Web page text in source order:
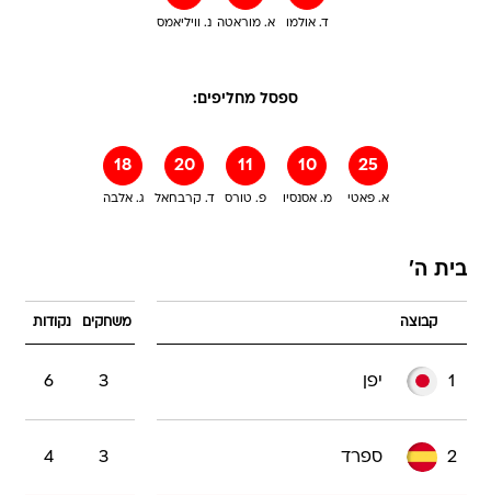
נ. וויליאמס א. מוראטה ד. אולמו
ספסל מחליפים:
18
ג. אלבה
20
ד. קרבחאל
11
פ. טורס
10
מ. אסנסיו
25
א. פאטי
בית ה'
קבוצה משחקים נקודות
1 יפן 3
6
2 ספרד 3
4